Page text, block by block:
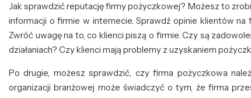
Jak sprawdzić reputację firmy pożyczkowej? Możesz to
informacji o firmie w internecie. Sprawdź opinie klientów
Zwróć uwagę na to, co klienci piszą o firmie. Czy są
działaniach? Czy klienci mają problemy z uzyskaniem
Po drugie, możesz sprawdzić, czy firma pożyczkowa
organizacji branżowej może świadczyć o tym, że firma